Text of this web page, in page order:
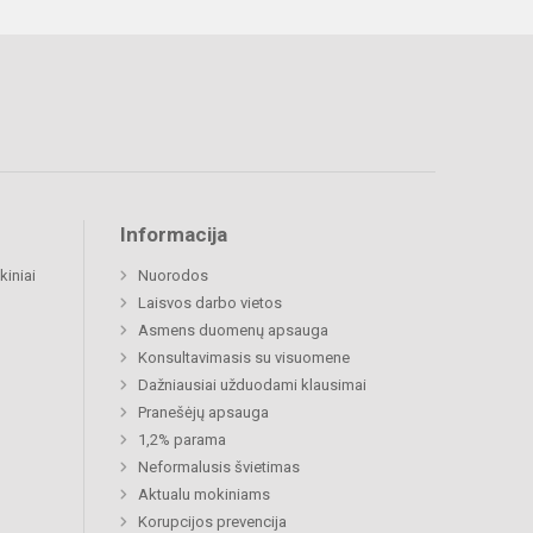
Informacija
Nuorodos
Laisvos darbo vietos
Asmens duomenų apsauga
Konsultavimasis su visuomene
Dažniausiai užduodami klausimai
Pranešėjų apsauga
1,2% parama
Neformalusis švietimas
Aktualu mokiniams
Korupcijos prevencija